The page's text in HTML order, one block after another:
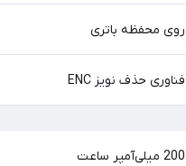
روی محفظه باتری
فناوری حذف نویز ENC
200 میلی‌آمپر ساعت